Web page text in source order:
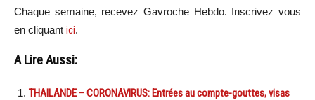
Chaque semaine, recevez Gavroche Hebdo. Inscrivez vous
en cliquant ici.
A Lire Aussi:
THAILANDE – CORONAVIRUS: Entrées au compte-gouttes, visas